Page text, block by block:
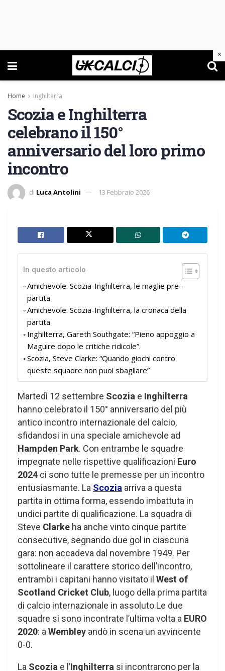
Home Inghilterra
Scozia e Inghilterra
celebrano il 150°
anniversario del loro primo
incontro
di Luca Antolini 13 Febbraio 2026
In questo articolo
Amichevole: Scozia-Inghilterra, le maglie pre-
partita
Amichevole: Scozia-Inghilterra, la cronaca della
partita
Inghilterra, Gareth Southgate: “Pieno appoggio a
Maguire dopo le critiche ridicole”.
Scozia, Steve Clarke: “Quando giochi contro
queste squadre non puoi sbagliare”
Martedì 12 settembre Scozia e Inghilterra
hanno celebrato il 150° anniversario del più
antico incontro internazionale del calcio,
sfidandosi in una speciale amichevole ad
Hampden Park. Con entrambe le squadre
impegnate nelle rispettive qualificazioni Euro
2024 ci sono tutte le premesse per un incontro
entusiasmante. La Scozia arriva a questa
partita in ottima forma, essendo imbattuta in
undici partite di qualificazione. La squadra di
Steve Clarke ha anche vinto cinque partite
consecutive, segnando due gol in ciascuna
gara: non accadeva dal novembre 1949. Per
sottolineare il carattere storico dell’incontro,
entrambi i capitani hanno visitato il West of
Scotland Cricket Club, luogo della prima partita
di calcio internazionale in assoluto.Le due
squadre si sono incontrate l’ultima volta a EURO
2020: a Wembley andò in scena un avvincente
0-0.
La Scozia e l’Inghilterra si incontrarono per la
×